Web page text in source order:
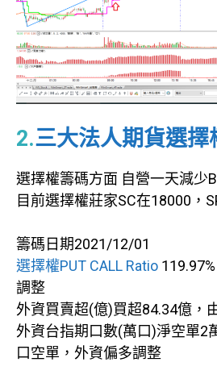
2.三大法人期貨選擇
選擇權籌碼方面 自營一天減少
目前選擇權莊家SC在18000，
籌碼日期2021/12/01
選擇權PUT CALL Ratio
調整
外資買賣超(億)買超84.34億，
外資台指期口數(萬口)淨空單2
口空單，外資偏多調整